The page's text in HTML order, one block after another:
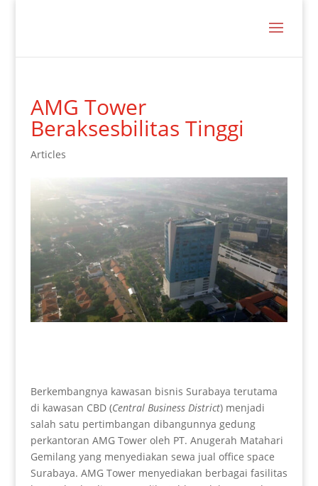
AMG Tower
Beraksesbilitas Tinggi
Articles
Berkembangnya kawasan bisnis Surabaya terutama
di kawasan CBD (Central Business District) menjadi
salah satu pertimbangan dibangunnya gedung
perkantoran AMG Tower oleh PT. Anugerah Matahari
Gemilang yang menyediakan sewa jual office space
Surabaya. AMG Tower menyediakan berbagai fasilitas